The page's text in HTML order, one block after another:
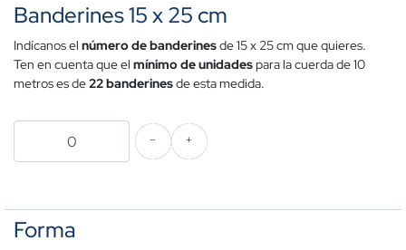
Banderines 15 x 25 cm
Indícanos el número de banderinesde 15 x 25 cm que quieres.
Ten en cuenta que el mínimo de unidadespara la cuerda de 10
metros es de22 banderinesde esta medida.
Forma